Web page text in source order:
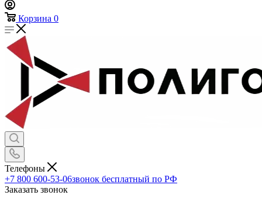
Корзина 0
Телефоны
+7 800 600-53-06звонок бесплатный по РФ
Заказать звонок